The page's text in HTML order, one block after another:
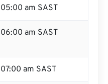
05:00 am SAST
06:00 am SAST
07:00 am SAST